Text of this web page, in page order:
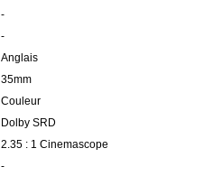
-
-
Anglais
35mm
Couleur
Dolby SRD
2.35 : 1 Cinemascope
-